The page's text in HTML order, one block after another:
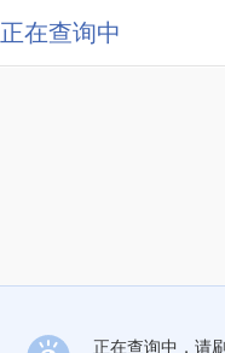
正在查询中
正在查询中，请